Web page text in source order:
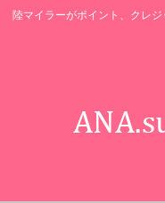
陸マイラーがポイント、クレ